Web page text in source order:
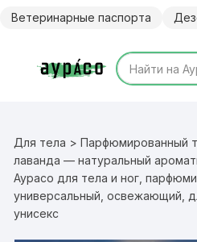
Ветеринарные паспорта
Для тела >Парфюмированный
лаванда — натуральный
Аурасо для тела и ног,
универсальный, освежающий,
унисекс